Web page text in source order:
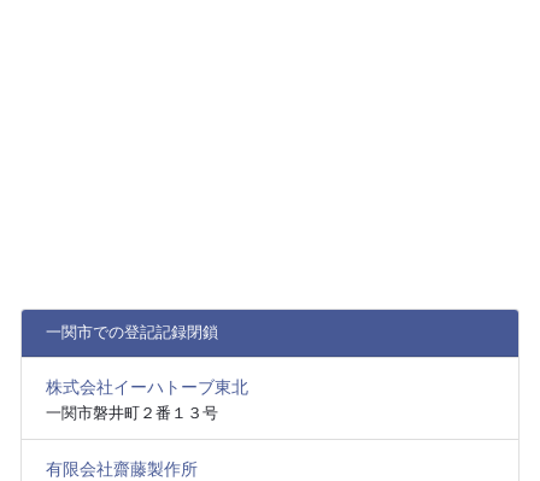
一関市での登記記録閉鎖
株式会社イーハトーブ東北
一関市磐井町２番１３号
有限会社齋藤製作所